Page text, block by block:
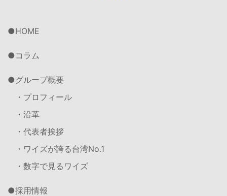
HOME
コラム
グループ概要
・プロフィール
・沿革
・代表者挨拶
・ワイズが誇る台湾No.1
・数字で見るワイズ
採用情報